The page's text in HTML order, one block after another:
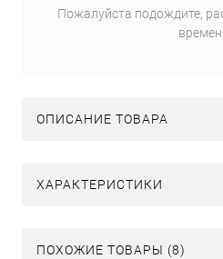
Пожалуйста подождите,
ОПИСАНИЕ ТОВАРА
ХАРАКТЕРИСТИКИ
ПОХОЖИЕ ТОВАРЫ (8)